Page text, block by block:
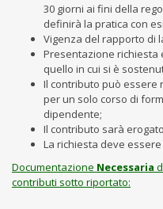
30 giorni ai fini della
definirà la pratica con
Vigenza del rapporto di
Presentazione richiesta
quello in cui si è
Il contributo può essere
per un solo corso di
dipendente;
Il contributo sarà
La richiesta deve
Documentazione Necessaria
contributi sotto riportato: